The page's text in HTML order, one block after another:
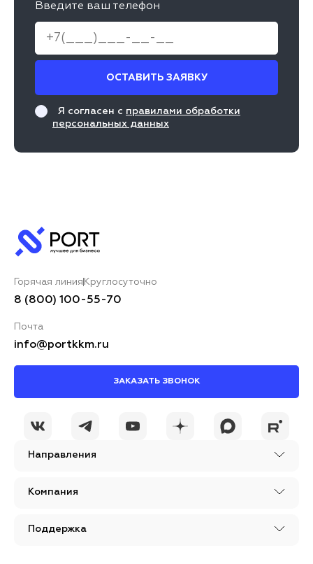
Введите ваш телефон
ОСТАВИТЬ ЗАЯВКУ
Я согласен с правилами обработки
персональных данных
Направления
Компания
Поддержка
Горячая линия Круглосуточно
8 (800) 100-55-70
Почта
info@portkkm.ru
ЗАКАЗАТЬ ЗВОНОК